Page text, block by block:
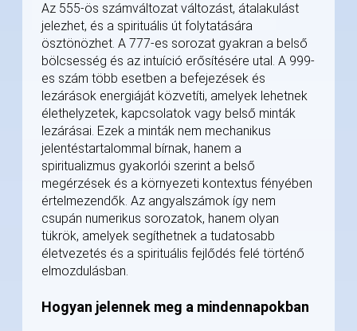
Az 555-ös számváltozat változást, átalakulást
jelezhet, és a spirituális út folytatására
ösztönözhet. A 777-es sorozat gyakran a belső
bölcsesség és az intuíció erősítésére utal. A 999-
es szám több esetben a befejezések és
lezárások energiáját közvetíti, amelyek lehetnek
élethelyzetek, kapcsolatok vagy belső minták
lezárásai. Ezek a minták nem mechanikus
jelentéstartalommal bírnak, hanem a
spiritualizmus gyakorlói szerint a belső
megérzések és a környezeti kontextus fényében
értelmezendők. Az angyalszámok így nem
csupán numerikus sorozatok, hanem olyan
tükrök, amelyek segíthetnek a tudatosabb
életvezetés és a spirituális fejlődés felé történő
elmozdulásban.
Hogyan jelennek meg a mindennapokban